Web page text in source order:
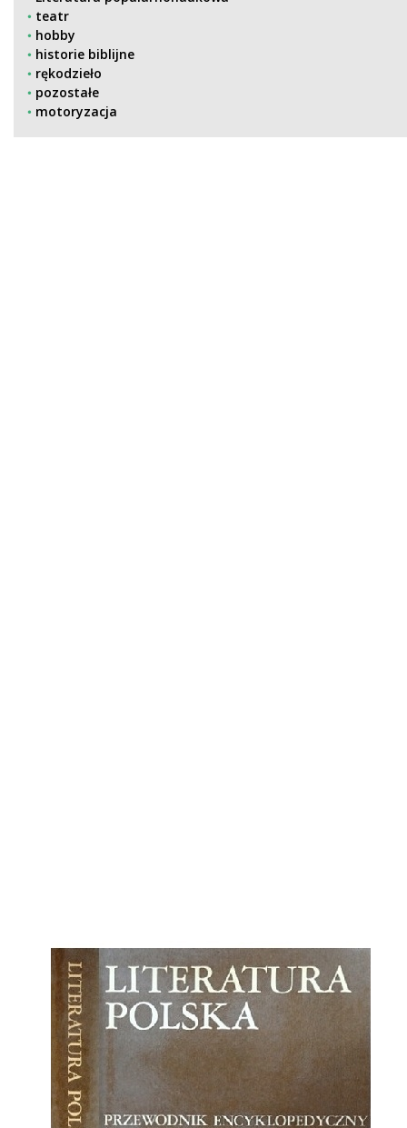
teatr
hobby
historie biblijne
rękodzieło
pozostałe
motoryzacja